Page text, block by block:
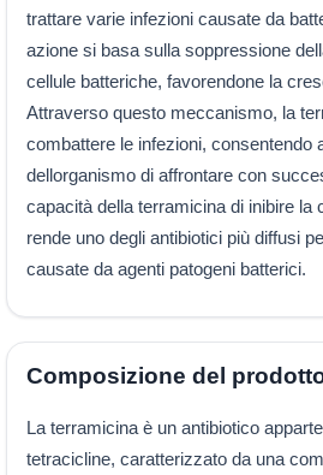
trattare varie infezioni causate da
azione si basa sulla soppressione
cellule batteriche, favorendone la
Attraverso questo meccanismo, la
combattere le infezioni, consentendo
dellorganismo di affrontare con
capacità della terramicina di inibire la
rende uno degli antibiotici più diffusi
causate da agenti patogeni batterici.
Composizione del
La terramicina è un antibiotico
tetracicline, caratterizzato da una